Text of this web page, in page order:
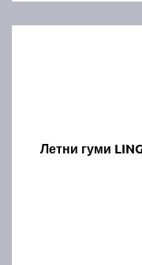
Летни гуми